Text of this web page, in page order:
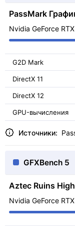
PassMark
Nvidia GeForce
G2D Mark
DirectX 11
DirectX 12
GPU-вычисления
Источники:
GFXBench 5
Aztec Ruins
Nvidia GeForce